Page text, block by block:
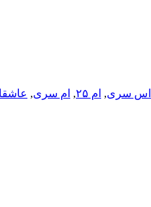
اس سری, ام ۲۵ , ام سری,